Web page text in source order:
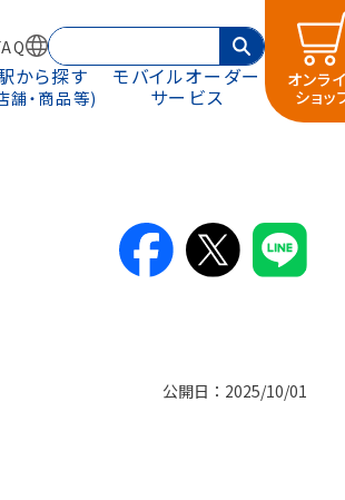
から探す
舗・商品等)
モバイルオーダー
サービス
オンラ
ショッ
公開日：2025/10/01